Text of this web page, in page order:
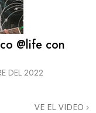
@life con
DEL 2022
VE EL VIDEO